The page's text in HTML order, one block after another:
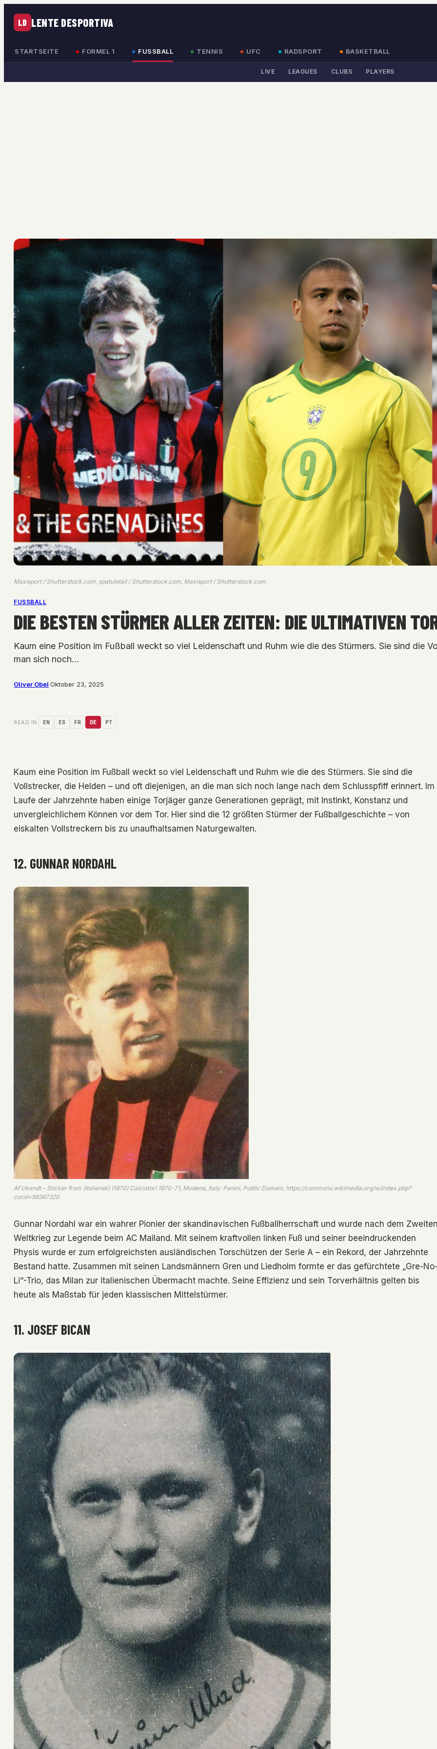
LD LENTE DESPORTIVA
STARTSEITE FORMEL 1 FUSSBALL TENNIS UFC RADSPORT BASKETBALL
LIVE LEAGUES CLUBS PLAYERS
Maxisport / Shutterstock.com, spatuletail / Shutterstock.com, Maxisport / Shutterstock.com
FUSSBALL
DIE BESTEN STÜRMER ALLER ZEITEN: DIE ULTIMATIVEN
Kaum eine Position im Fußball weckt so viel Leidenschaft und Ruhm wie die des Stürmers. Sie sind die
man sich noch…
Oliver Obel·Oktober 23, 2025
READ IN: EN ES FR DE PT
Kaum eine Position im Fußball weckt so viel Leidenschaft und Ruhm wie die des Stürmers. Sie sind die
Vollstrecker, die Helden – und oft diejenigen, an die man sich noch lange nach dem Schlusspfiff erinnert. Im
Laufe der Jahrzehnte haben einige Torjäger ganze Generationen geprägt, mit Instinkt, Konstanz und
unvergleichlichem Können vor dem Tor. Hier sind die 12 größten Stürmer der Fußballgeschichte – von
eiskalten Vollstreckern bis zu unaufhaltsamen Naturgewalten.
12. GUNNAR NORDAHL
Af Ukendt – Sticker from (italiensk) (1970) Calciatori 1970-71, Modena, Italy: Panini, Public Domain, https://commons.wikimedia.org/w/index.php?
curid=58367320
Gunnar Nordahl war ein wahrer Pionier der skandinavischen Fußballherrschaft und wurde nach dem
Weltkrieg zur Legende beim AC Mailand. Mit seinem kraftvollen linken Fuß und seiner beeindruckenden
Physis wurde er zum erfolgreichsten ausländischen Torschützen der Serie A – ein Rekord, der Jahrzehnte
Bestand hatte. Zusammen mit seinen Landsmännern Gren und Liedholm formte er das gefürchtete „Gre-
Li“-Trio, das Milan zur italienischen Übermacht machte. Seine Effizienz und sein Torverhältnis gelten bis
heute als Maßstab für jeden klassischen Mittelstürmer.
11. JOSEF BICAN